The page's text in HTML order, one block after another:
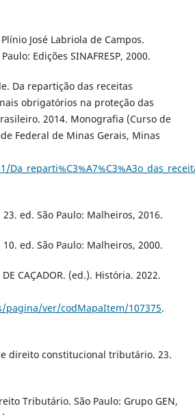
José Labriola de Campos.
Edições SINAFRESP, 2000.
Da repartição das receitas
obrigatórios na proteção das
2014. Monografia (Curso de
Federal de Minas Gerais, Minas
ed. São Paulo: Malheiros, 2016.
ed. São Paulo: Malheiros, 2000.
DE CAÇADOR. (ed.). História. 2022.
pagina/ver/codMapaItem/107375.
direito constitucional tributário. 23.
Tributário. São Paulo: Grupo GEN,